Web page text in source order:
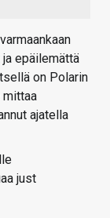
epäilemättä
on Polarin
ajatella
just